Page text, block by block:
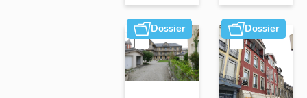
Dossier Dossier